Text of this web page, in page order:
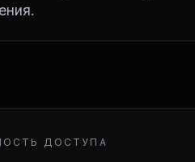
ДОСТУПА